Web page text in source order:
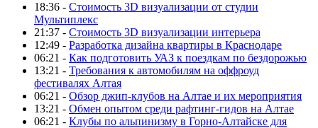
18:36 - Стоимость 3D визуализации от студии
Мультиплекс
21:37 - Стоимость 3D визуализации интерьера
12:49 - Разработка дизайна квартиры в Краснодаре
06:21 - Как подготовить УАЗ к поездкам по бездорожью
13:21 - Требования к автомобилям на оффроуд
фестивалях Алтая
06:21 - Обзор джип-клубов на Алтае и их мероприятия
13:21 - Обмен опытом среди рафтинг-гидов на Алтае
06:21 - Клубы по альпинизму в Горно-Алтайске для